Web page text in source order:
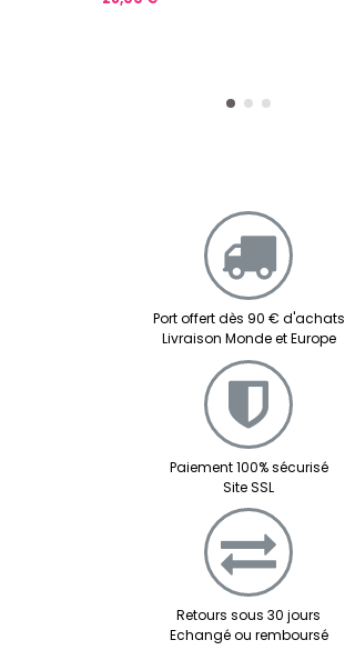
Port offert dès 90 € d'achats
Livraison Monde et Europe
Paiement 100% sécurisé
Site SSL
Retours sous 30 jours
Echangé ou remboursé